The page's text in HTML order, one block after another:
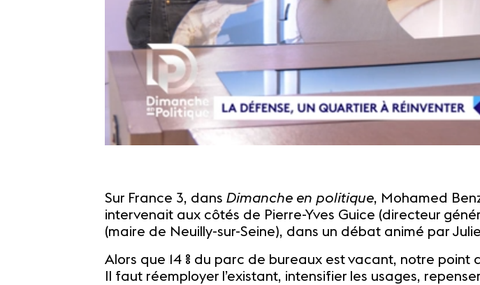
Sur France 3, dans Dimanche en politique, Mohamed
intervenait aux côtés de Pierre-Yves Guice (directeur
(maire de Neuilly-sur-Seine), dans un débat animé par
Alors que 14 % du parc de bureaux est vacant, notre
Il faut réemployer l’existant, intensifier les usages,